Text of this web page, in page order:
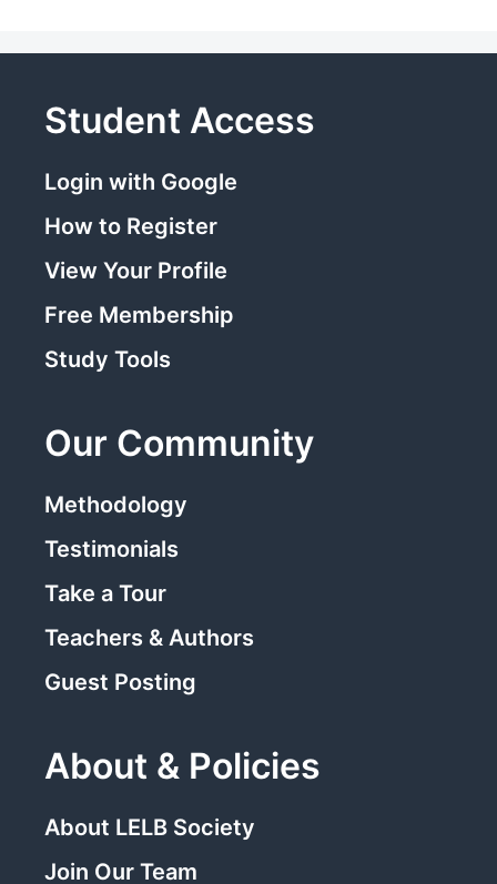
Student Access
Login with Google
How to Register
View Your Profile
Free Membership
Study Tools
Our Community
Methodology
Testimonials
Take a Tour
Teachers & Authors
Guest Posting
About & Policies
About LELB Society
Join Our Team